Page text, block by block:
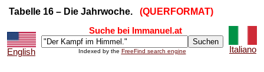
Tabelle 16 – Die Jahrwoche. (QUERFORMAT)
English
Suche bei Immanuel.at
Indexed by the FreeFind search engine Italiano